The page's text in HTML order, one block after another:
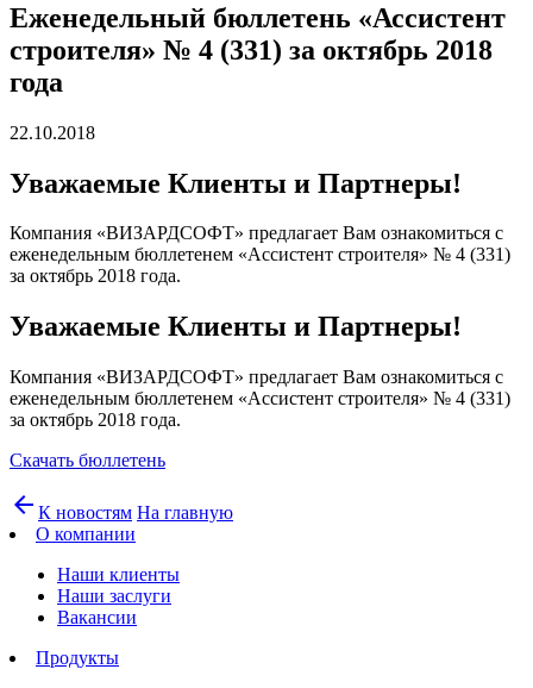
Еженедельный бюллетень «Ассистент
строителя» № 4 (331) за октябрь 2018
года
22.10.2018
Уважаемые Клиенты и Партнеры!
Компания «ВИЗАРДСОФТ» предлагает Вам ознакомиться с
еженедельным бюллетенем «Ассистент строителя» № 4 (331)
за октябрь 2018 года.
Уважаемые Клиенты и Партнеры!
Компания «ВИЗАРДСОФТ» предлагает Вам ознакомиться с
еженедельным бюллетенем «Ассистент строителя» № 4 (331)
за октябрь 2018 года.
Скачать бюллетень
arrow_back К новостям На главную
О компании
Наши клиенты
Наши заслуги
Вакансии
Продукты